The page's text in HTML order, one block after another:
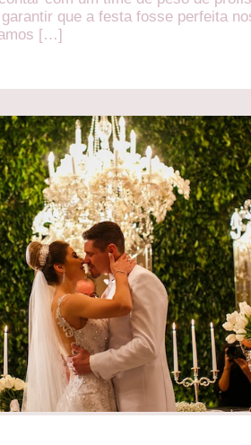
que a festa fosse perfeita
[…]